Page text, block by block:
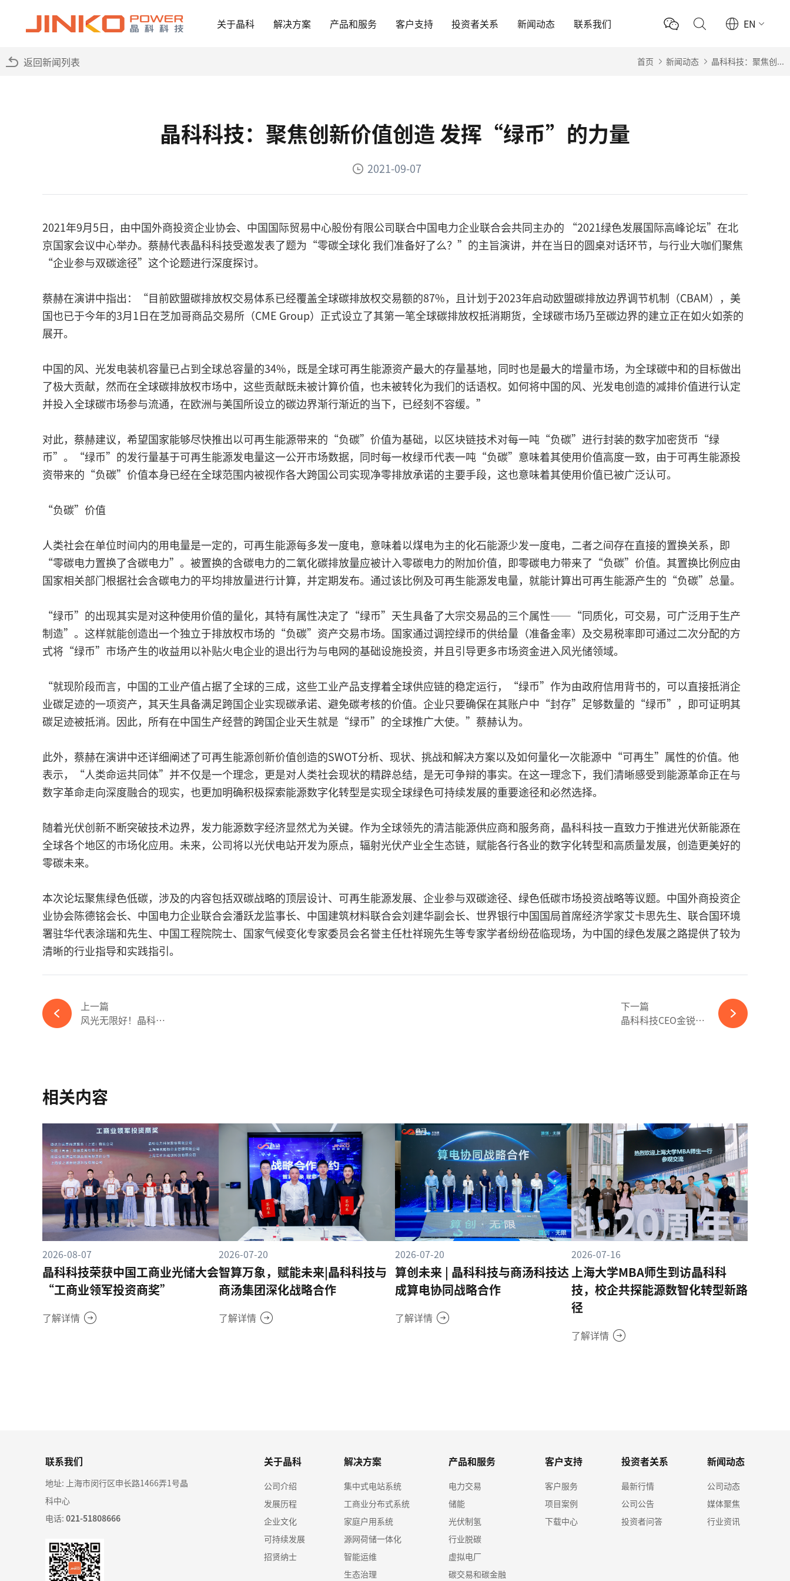
关于晶科 解决方案 产品和服务 客户支持 投资者关系 新闻动态 联系我们 EN
返回新闻列表 首页 新闻动态 晶科科技：聚焦创...
晶科科技：聚焦创新价值创造 发挥“绿币”的力量
2021-09-07
2021年9月5日，由中国外商投资企业协会、中国国际贸易中心股份有限公司联合中国电力企业联合会共同主办的 “2021绿色发展国际高峰论坛”在北
京国家会议中心举办。蔡赫代表晶科科技受邀发表了题为“零碳全球化 我们准备好了么？”的主旨演讲，并在当日的圆桌对话环节，与行业大咖们聚焦
“企业参与双碳途径”这个论题进行深度探讨。
蔡赫在演讲中指出：“目前欧盟碳排放权交易体系已经覆盖全球碳排放权交易额的87%，且计划于2023年启动欧盟碳排放边界调节机制（CBAM），美
国也已于今年的3月1日在芝加哥商品交易所（CME Group）正式设立了其第一笔全球碳排放权抵消期货，全球碳市场乃至碳边界的建立正在如火如荼的
展开。
中国的风、光发电装机容量已占到全球总容量的34%，既是全球可再生能源资产最大的存量基地，同时也是最大的增量市场，为全球碳中和的目标做出
了极大贡献，然而在全球碳排放权市场中，这些贡献既未被计算价值，也未被转化为我们的话语权。如何将中国的风、光发电创造的减排价值进行认定
并投入全球碳市场参与流通，在欧洲与美国所设立的碳边界渐行渐近的当下，已经刻不容缓。”
对此，蔡赫建议，希望国家能够尽快推出以可再生能源带来的“负碳”价值为基础，以区块链技术对每一吨“负碳”进行封装的数字加密货币“绿
币”。“绿币”的发行量基于可再生能源发电量这一公开市场数据，同时每一枚绿币代表一吨“负碳”意味着其使用价值高度一致，由于可再生能源投
资带来的“负碳”价值本身已经在全球范围内被视作各大跨国公司实现净零排放承诺的主要手段，这也意味着其使用价值已被广泛认可。
“负碳”价值
人类社会在单位时间内的用电量是一定的，可再生能源每多发一度电，意味着以煤电为主的化石能源少发一度电，二者之间存在直接的置换关系，即
“零碳电力置换了含碳电力”。被置换的含碳电力的二氧化碳排放量应被计入零碳电力的附加价值，即零碳电力带来了“负碳”价值。其置换比例应由
国家相关部门根据社会含碳电力的平均排放量进行计算，并定期发布。通过该比例及可再生能源发电量，就能计算出可再生能源产生的“负碳”总量。
“绿币”的出现其实是对这种使用价值的量化，其特有属性决定了“绿币”天生具备了大宗交易品的三个属性——“同质化，可交易，可广泛用于生产
制造”。这样就能创造出一个独立于排放权市场的“负碳”资产交易市场。国家通过调控绿币的供给量（准备金率）及交易税率即可通过二次分配的方
式将“绿币”市场产生的收益用以补贴火电企业的退出行为与电网的基础设施投资，并且引导更多市场资金进入风光储领域。
“就现阶段而言，中国的工业产值占据了全球的三成，这些工业产品支撑着全球供应链的稳定运行，“绿币”作为由政府信用背书的，可以直接抵消企
业碳足迹的一项资产，其天生具备满足跨国企业实现碳承诺、避免碳考核的价值。企业只要确保在其账户中“封存”足够数量的“绿币”，即可证明其
碳足迹被抵消。因此，所有在中国生产经营的跨国企业天生就是“绿币”的全球推广大使。”蔡赫认为。
此外，蔡赫在演讲中还详细阐述了可再生能源创新价值创造的SWOT分析、现状、挑战和解决方案以及如何量化一次能源中“可再生”属性的价值。他
表示，“人类命运共同体”并不仅是一个理念，更是对人类社会现状的精辟总结，是无可争辩的事实。在这一理念下，我们清晰感受到能源革命正在与
数字革命走向深度融合的现实，也更加明确积极探索能源数字化转型是实现全球绿色可持续发展的重要途径和必然选择。
随着光伏创新不断突破技术边界，发力能源数字经济显然尤为关键。作为全球领先的清洁能源供应商和服务商，晶科科技一直致力于推进光伏新能源在
全球各个地区的市场化应用。未来，公司将以光伏电站开发为原点，辐射光伏产业全生态链，赋能各行各业的数字化转型和高质量发展，创造更美好的
零碳未来。
本次论坛聚焦绿色低碳，涉及的内容包括双碳战略的顶层设计、可再生能源发展、企业参与双碳途径、绿色低碳市场投资战略等议题。中国外商投资企
业协会陈德铭会长、中国电力企业联合会潘跃龙监事长、中国建筑材料联合会刘建华副会长、世界银行中国国局首席经济学家艾卡思先生、联合国环境
署驻华代表涂瑞和先生、中国工程院院士、国家气候变化专家委员会名誉主任杜祥琬先生等专家学者纷纷莅临现场，为中国的绿色发展之路提供了较为
清晰的行业指导和实践指引。
上一篇
风光无限好！晶科科技...
下一篇
晶科科技CEO金锐接...
相关内容
2026-08-07
晶科科技荣获中国工商业光储大会
“工商业领军投资商奖”
了解详情
2026-07-20
智算万象，赋能未来|晶科科技与
商汤集团深化战略合作
了解详情
2026-07-20
算创未来 | 晶科科技与商汤科技达
成算电协同战略合作
了解详情
2026-07-16
上海大学MBA师生到访晶科科
技，校企共探能源数智化转型新路
径
了解详情
联系我们
地址: 上海市闵行区申长路1466弄1号晶
科中心
电话:021-51808666
关于晶科
公司介绍
发展历程
企业文化
可持续发展
招贤纳士
解决方案
集中式电站系统
工商业分布式系统
家庭户用系统
源网荷储一体化
智能运维
生态治理
产品和服务
电力交易
储能
光伏制氢
行业脱碳
虚拟电厂
碳交易和碳金融
客户支持
客户服务
项目案例
下载中心
投资者关系
最新行情
公司公告
投资者问答
新闻动态
公司动态
媒体聚焦
行业资讯